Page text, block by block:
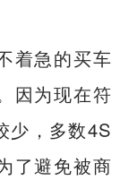
着急的买车
因为现在符
少，多数4S
了避免被商